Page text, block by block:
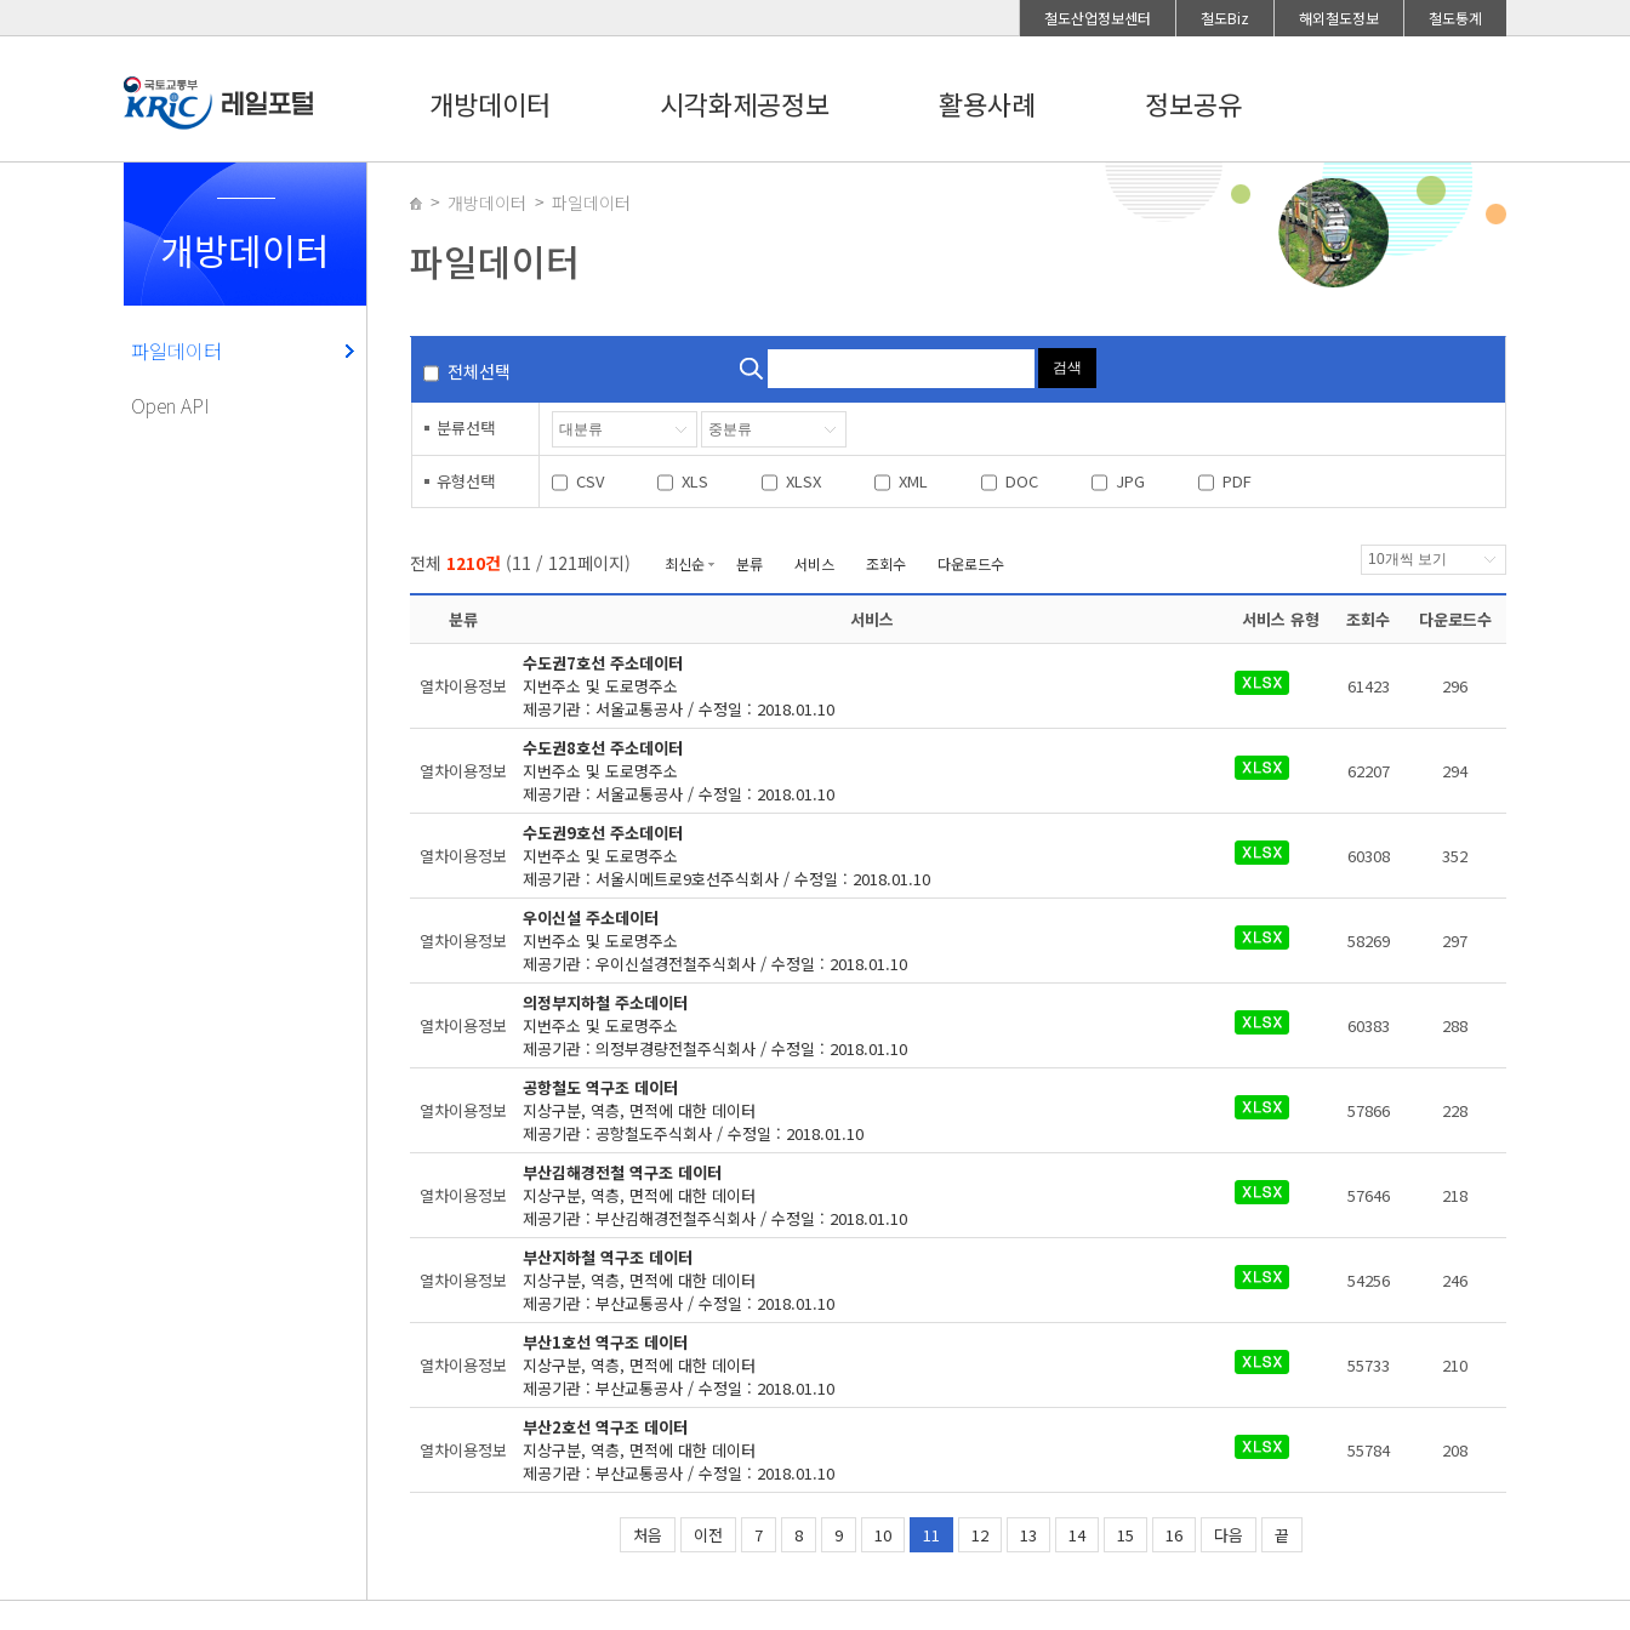
철도산업정보센터 철도Biz 해외철도정보 철도통계
개방데이터 시각화제공정보 활용사례 정보공유
개방데이터
파일데이터
Open API
개방데이터 파일데이터
파일데이터
전체선택 검색
분류선택
유형선택 CSV XLS XLSX XML DOC JPG PDF
전체 1210건 (11 / 121페이지) 최신순 분류 서비스 조회수 다운로드수
분류 서비스 서비스 유형 조회수 다운로드수
열차이용정보
수도권7호선 주소데이터
지번주소 및 도로명주소
제공기관 : 서울교통공사 / 수정일 : 2018.01.10
61423 296
열차이용정보
수도권8호선 주소데이터
지번주소 및 도로명주소
제공기관 : 서울교통공사 / 수정일 : 2018.01.10
62207 294
열차이용정보
수도권9호선 주소데이터
지번주소 및 도로명주소
제공기관 : 서울시메트로9호선주식회사 / 수정일 : 2018.01.10
60308 352
열차이용정보
우이신설 주소데이터
지번주소 및 도로명주소
제공기관 : 우이신설경전철주식회사 / 수정일 : 2018.01.10
58269 297
열차이용정보
의정부지하철 주소데이터
지번주소 및 도로명주소
제공기관 : 의정부경량전철주식회사 / 수정일 : 2018.01.10
60383 288
열차이용정보
공항철도 역구조 데이터
지상구분, 역층, 면적에 대한 데이터
제공기관 : 공항철도주식회사 / 수정일 : 2018.01.10
57866 228
열차이용정보
부산김해경전철 역구조 데이터
지상구분, 역층, 면적에 대한 데이터
제공기관 : 부산김해경전철주식회사 / 수정일 : 2018.01.10
57646 218
열차이용정보
부산지하철 역구조 데이터
지상구분, 역층, 면적에 대한 데이터
제공기관 : 부산교통공사 / 수정일 : 2018.01.10
54256 246
열차이용정보
부산1호선 역구조 데이터
지상구분, 역층, 면적에 대한 데이터
제공기관 : 부산교통공사 / 수정일 : 2018.01.10
55733 210
열차이용정보
부산2호선 역구조 데이터
지상구분, 역층, 면적에 대한 데이터
제공기관 : 부산교통공사 / 수정일 : 2018.01.10
55784 208
처음 이전 7 8 9 10 11 12 13 14 15 16 다음 끝